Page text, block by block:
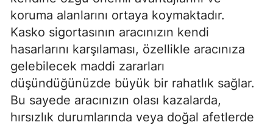
koruma alanlarını ortaya koymaktadır.
Kasko sigortasının aracınızın kendi
hasarlarını karşılaması, özellikle aracınıza
gelebilecek maddi zararları
düşündüğünüzde büyük bir rahatlık sağlar.
Bu sayede aracınızın olası kazalarda,
hırsızlık durumlarında veya doğal afetlerde